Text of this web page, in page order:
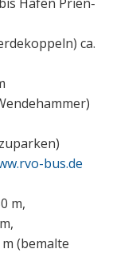
ca.
bus.de
m,
(bemalte